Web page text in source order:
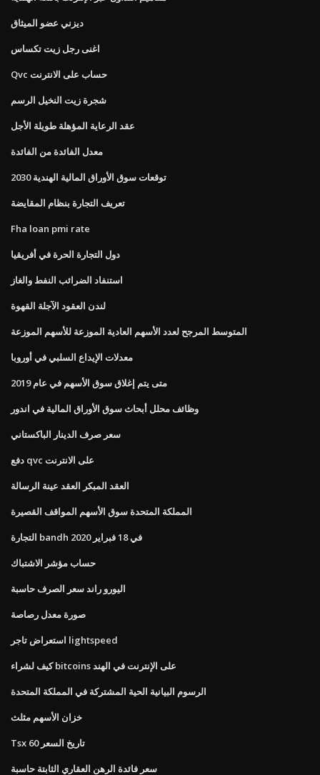
ديزني عضو الميثاق
اغنى رجل زيت تكساس
Qvc حساب على الانترنت
شجرة زيت النخيل الرسم
عقد الرعاية المؤهلة طويلة الأجل
معدل الفائدة من الفائدة
توقعات سوق الأوراق المالية الهندية 2030
تعريف التجارة بنظام المقايضة
Fha loan pmi rate
دول التجارة الحرة في أفريقيا
استنفاد الضرائب النفط والغاز
لندن العقود الآجلة القهوة
المتوسط ​​المرجح لعدد الأسهم العادية الموزعة للأسهم الموزعة
معدلات الإيداع السلبي في أوروبا
متى يتم إغلاق سوق الأسهم في عام 2019
وظائف محلل أبحاث سوق الأوراق المالية في اندور
سعر صرف الدينار الباكستاني
دفع qvc على الانترنت
العقد المبكر العقد عينة الرسالة
المملكة المتحدة سوق الأسهم المواقف القصيرة
التجارة bandh في 18 فبراير 2020
حساب مؤشر الاشتباك
اليورو راند سعر الصرف حاسبة
صورة معدل رصاصة
استعراض تاجر lightspeed
كيف لشراء bitcoins على الإنترنت في الهند
الرسوم البيانية الحية المشتركة في المملكة المتحدة
خزان الأسهم مثلث
Tsx 60 تاريخ السعر
سعر فائدة الرهن العقاري الثابتة حاسبة